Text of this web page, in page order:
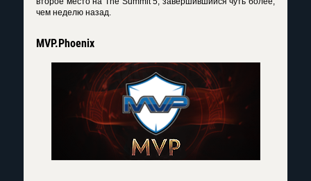
чем неделю назад.
MVP.Phoenix